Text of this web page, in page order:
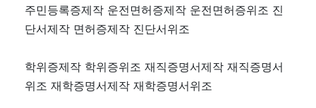
주민등록증제작 운전면허증제작 운전면허증위조 진
단서제작 면허증제작 진단서위조
학위증제작 학위증위조 재직증명서제작 재직증명서
위조 재학증명서제작 재학증명서위조